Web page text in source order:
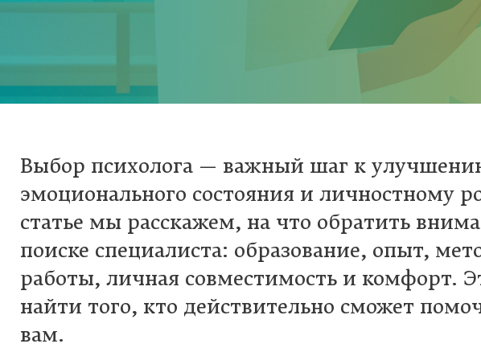
Выбор психолога — важный шаг к
эмоционального состояния и личностному
статье мы расскажем, на что обратить
поиске специалиста: образование, опыт,
работы, личная совместимость и комфорт.
найти того, кто действительно сможет
вам.